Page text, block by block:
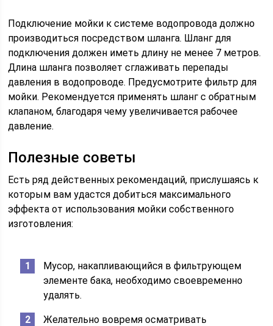
Подключение мойки к системе водопровода должно
производиться посредством шланга. Шланг для
подключения должен иметь длину не менее 7 метров.
Длина шланга позволяет сглаживать перепады
давления в водопроводе. Предусмотрите фильтр для
мойки. Рекомендуется применять шланг с обратным
клапаном, благодаря чему увеличивается рабочее
давление.
Полезные советы
Есть ряд действенных рекомендаций, прислушаясь к
которым вам удастся добиться максимального
эффекта от использования мойки собственного
изготовления:
Мусор, накапливающийся в фильтрующем
элементе бака, необходимо своевременно
удалять.
Желательно вовремя осматривать